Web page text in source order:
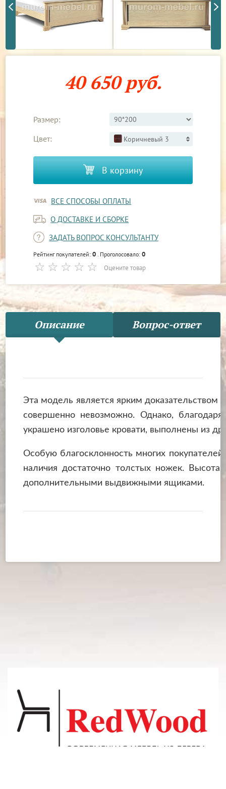
40 650 руб.
Размер:
Цвет:
Коричневый 3
В корзину
ВСЕ СПОСОБЫ ОПЛАТЫ
О ДОСТАВКЕ И СБОРКЕ
ЗАДАТЬ ВОПРОС КОНСУЛЬТАНТУ
Рейтинг покупателей:0 . Проголосовало:0
Оцените товар
Описание Вопрос-ответ
Эта модель является ярким доказательством
совершенно невозможно. Однако,
украшено изголовье кровати, выполнены из
Особую благосклонность многих
наличия достаточно толстых ножек.
дополнительными выдвижными ящиками.